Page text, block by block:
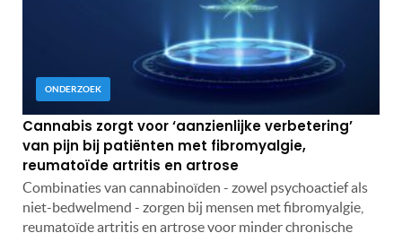
ONDERZOEK
Cannabis zorgt voor ‘aanzienlijke verbetering’
van pijn bij patiënten met fibromyalgie,
reumatoïde artritis en artrose
Combinaties van cannabinoïden - zowel psychoactief als
niet-bedwelmend - zorgen bij mensen met fibromyalgie,
reumatoïde artritis en artrose voor minder chronische